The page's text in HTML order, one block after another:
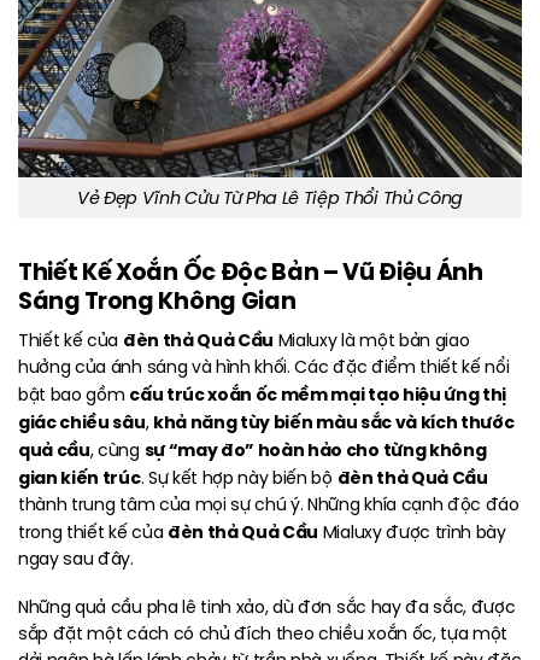
Vẻ Đẹp Vĩnh Cửu Từ Pha Lê Tiệp Thổi Thủ Công
Thiết Kế Xoắn Ốc Độc Bản – Vũ Điệu Ánh
Sáng Trong Không Gian
Thiết kế của đèn thả Quả Cầu Mialuxy là một bản giao
hưởng của ánh sáng và hình khối. Các đặc điểm thiết kế nổi
bật bao gồm cấu trúc xoắn ốc mềm mại tạo hiệu ứng thị
giác chiều sâu,khả năng tùy biến màu sắc và kích thước
quả cầu, cùng sự “may đo” hoàn hảo cho từng không
gian kiến trúc. Sự kết hợp này biến bộ đèn thả Quả Cầu
thành trung tâm của mọi sự chú ý. Những khía cạnh độc đáo
trong thiết kế của đèn thả Quả Cầu Mialuxy được trình bày
ngay sau đây.
Những quả cầu pha lê tinh xảo, dù đơn sắc hay đa sắc, được
sắp đặt một cách có chủ đích theo chiều xoắn ốc, tựa một